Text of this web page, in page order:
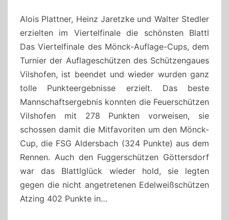
FEST
Alois Plattner, Heinz Jaretzke und Walter Stedler
erzielten im Viertelfinale die schönsten Blattl
Das Viertelfinale des Mönck-Auflage-Cups, dem
Turnier der Auflageschützen des Schützengaues
Vilshofen, ist beendet und wieder wurden ganz
tolle Punkteergebnisse erzielt. Das beste
Mannschaftsergebnis konnten die Feuerschützen
Vilshofen mit 278 Punkten vorweisen, sie
schossen damit die Mitfavoriten um den Mönck-
Cup, die FSG Aldersbach (324 Punkte) aus dem
Rennen. Auch den Fuggerschützen Göttersdorf
war das Blattlglück wieder hold, sie legten
gegen die nicht angetretenen Edelweißschützen
Atzing 402 Punkte in…